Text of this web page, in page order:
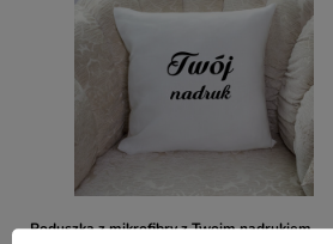
Poduszka z mikrofibry z Twoim nadrukiem